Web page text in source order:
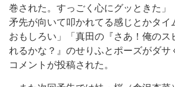
巻された。すっごく心にグッときた」
矛先が向いて叩かれてる感じとかタイ
おもしろい」「真田の『さあ！俺のス
れるかな？』のせりふとポーズがダサ
コメントが投稿された。